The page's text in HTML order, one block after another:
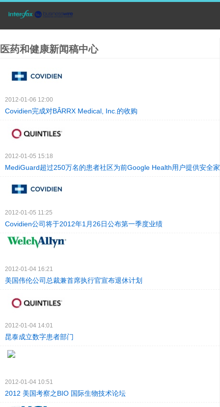
医药和健康新闻稿中心
2012-01-06 12:00
Covidien完成对BÂRRX Medical, Inc.的收购
2012-01-05 15:18
MediGuard超过250万名的患者社区为前Google Health用户提供安全
2012-01-05 11:25
Covidien公司将于2012年1月26日公布第一季度业绩
2012-01-04 16:21
美国伟伦公司总裁兼首席执行官宣布退休计划
2012-01-04 14:01
昆泰成立数字患者部门
2012-01-04 10:51
2012 美国考察之BIO 国际生物技术论坛